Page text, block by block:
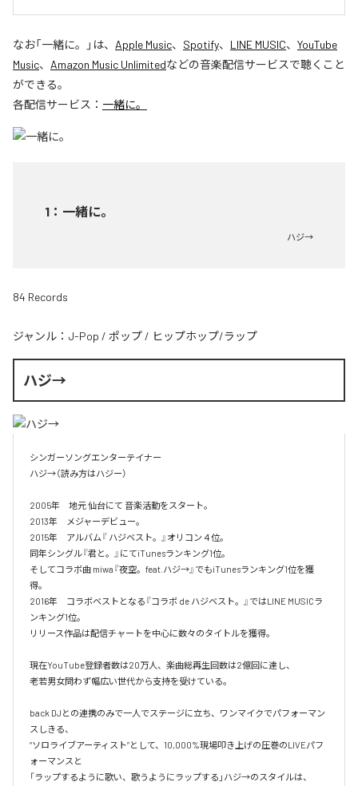
なお「一緒に。 」は、 Apple Music、 Spotify、 LINE MUSIC、 YouTube
Music、 Amazon Music Unlimitedなどの音楽配信サービスで聴くこと
ができる。
各配信サービス： 一緒に。
1 ： 一緒に。
ハジ→
84 Records
ジャンル： J-Pop / ポップ / ヒップホップ/ラップ
ハジ→
シンガーソングエンターテイナー
ハジ→（読み方はハジー）
2005年　地元 仙台にて 音楽活動をスタート。
2013年　メジャーデビュー。
2015年　アルバム『 ハジベスト。』オリコン４位。
同年シングル『君と。』にてiTunesランキング1位。
そしてコラボ曲 miwa『夜空。feat.ハジ→』でもiTunesランキング1位を獲
得。
2016年　コラボベストとなる『コラボ de ハジベスト。』ではLINE MUSICラ
ンキング1位。
リリース作品は配信チャートを中心に数々のタイトルを獲得。
現在YouTube登録者数は20万人、楽曲総再生回数は2億回に達し、
老若男女問わず幅広い世代から支持を受けている。
back DJとの連携のみで一人でステージに立ち、ワンマイクでパフォーマン
スしきる、
“ソロライブアーティスト”として、10,000%現場叩き上げの圧巻のLIVEパフ
ォーマンスと
「ラップするように歌い、歌うようにラップする」ハジ→のスタイルは、